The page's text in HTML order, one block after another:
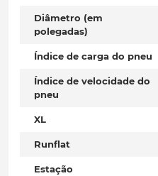
Diâmetro (em
polegadas)
Índice de carga do pneu
Índice de velocidade do
pneu
XL
Runflat
Estação